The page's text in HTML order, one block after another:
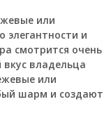
или
элегантности и
смотрится очень
владельца
или
шарм и создают